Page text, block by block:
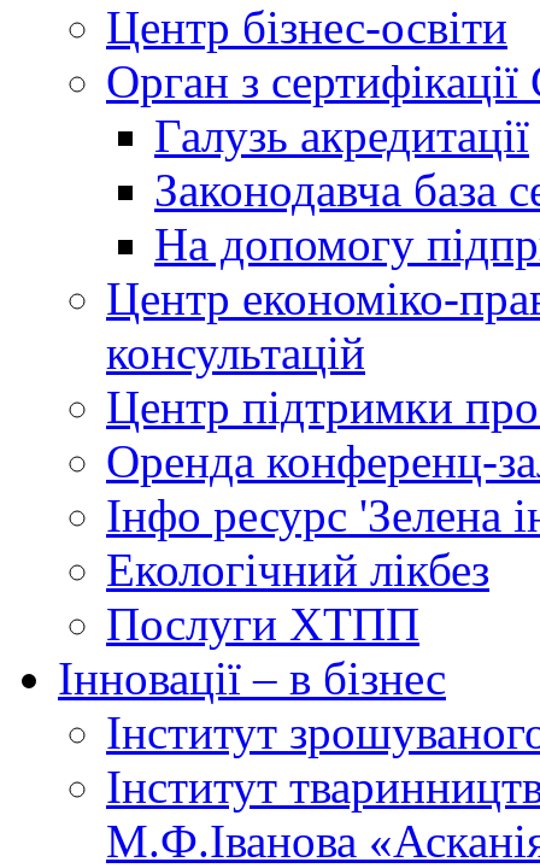
Центр бізнес-освіти
Орган з
Галузь акредитації
Законодавча база
На допомогу
Центр економіко-
консультацій
Центр підтримки
Оренда конференц-
Інфо ресурс 'Зелена
Екологічний лікбез
Послуги ХТПП
Інновації – в бізнес
Інститут
Інститут
М.Ф.Іванова